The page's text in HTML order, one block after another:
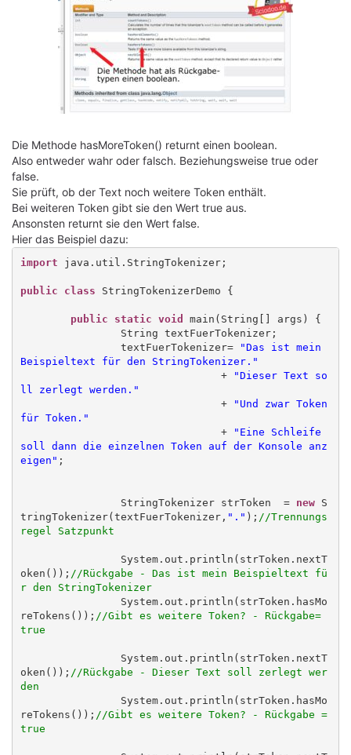
Die Methode hasMoreToken() returnt einen boolean.
Also entweder wahr oder falsch. Beziehungsweise true oder
false.
Sie prüft, ob der Text noch weitere Token enthält.
Bei weiteren Token gibt sie den Wert true aus.
Ansonsten returnt sie den Wert false.
Hier das Beispiel dazu:
import java.util.StringTokenizer;
public class StringTokenizerDemo {
public static void
main(String[] args) {
		textFuerTokenizer=
"Das ist mein
Beispieltext für den StringTokenizer."
				+
"Dieser Text so
ll zerlegt werden."
				+
"Und zwar Token
für Token."
				+
"Eine Schleife
soll dann die einzelnen Token auf der Konsole anz
eigen" ;
		StringTokenizer strToken  =
new S
tringTokenizer(textFuerTokenizer, "." ); //Trennungs
regel Satzpunkt
oken()); //Rückgabe - Das ist mein Beispieltext fü
r den StringTokenizer
reTokens()); //Gibt es weitere Token? - Rückgabe=
true
oken()); //Rückgabe - Dieser Text soll zerlegt wer
den
reTokens()); //Gibt es weitere Token? - Rückgabe =
true